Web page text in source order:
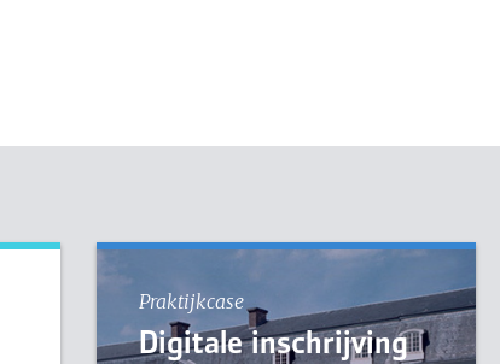
Praktijkcase
Digitale inschrijving